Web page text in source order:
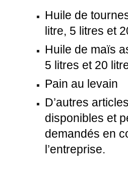
Huile de
litre, 5 litres et
Huile de maïs
5 litres et 20
Pain au levain
D’autres
disponibles et
demandés en
l’entreprise.